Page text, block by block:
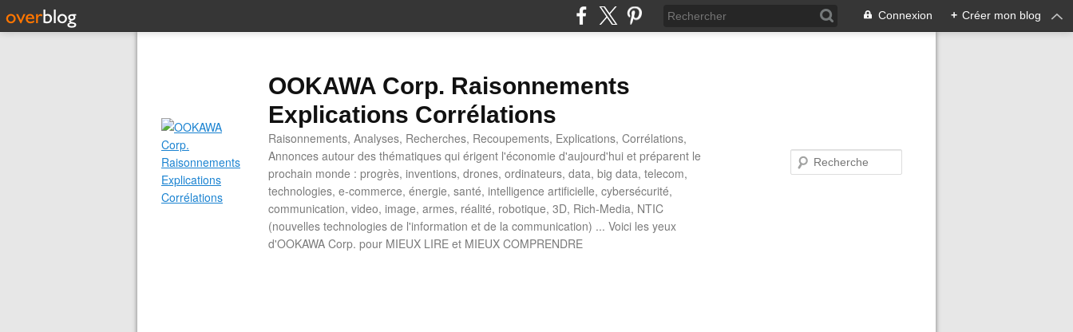
Connexion + Créer mon blog
OOKAWA Corp. Raisonnements
Explications Corrélations
Raisonnements, Analyses, Recherches, Recoupements, Explications, Corrélations,
Annonces autour des thématiques qui érigent l'économie d'aujourd'hui et préparent le
prochain monde : progrès, inventions, drones, ordinateurs, data, big data, telecom,
technologies, e-commerce, énergie, santé, intelligence artificielle, cybersécurité,
communication, video, image, armes, réalité, robotique, 3D, Rich-Media, NTIC
(nouvelles technologies de l'information et de la communication) ... Voici les yeux
d'OOKAWA Corp. pour MIEUX LIRE et MIEUX COMPRENDRE